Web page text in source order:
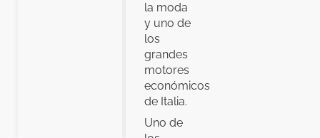
la moda
y uno de
los
grandes
motores
económicos
de Italia.
Uno de